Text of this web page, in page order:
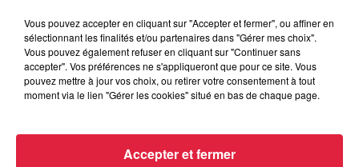
Vous pouvez accepter en cliquant sur "Accepter et fermer", ou affiner en
sélectionnant les finalités et/ou partenaires dans "Gérer mes choix".
Vous pouvez également refuser en cliquant sur "Continuer sans
accepter". Vos préférences ne s'appliqueront que pour ce site. Vous
pouvez mettre à jour vos choix, ou retirer votre consentement à tout
moment via le lien "Gérer les cookies" situé en bas de chaque page.
Accepter et fermer